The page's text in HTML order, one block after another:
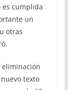
es cumplida
un
otras
eliminación
texto